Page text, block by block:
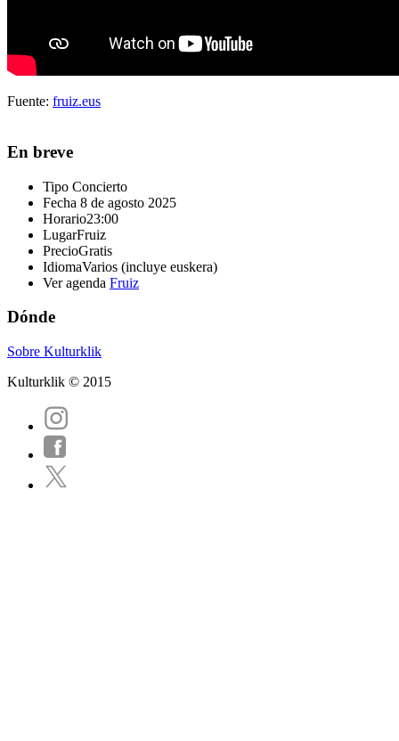
Fuente: fruiz.eus
En breve
Tipo Concierto
Fecha 8 de agosto 2025
Horario23:00
LugarFruiz
PrecioGratis
IdiomaVarios (incluye euskera)
Ver agenda Fruiz
Dónde
Sobre Kulturklik
Kulturklik © 2015